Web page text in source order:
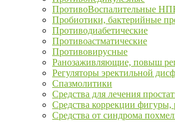
ПротивоВоспалительные
Пробиотики, бактерийные
Противодиабетические
Противоастматические
Противовирусные
Ранозаживляющие, повыш
Регуляторы эректильной
Спазмолитики
Средства для лечения
Средства коррекции фигуры,
Средства от синдрома